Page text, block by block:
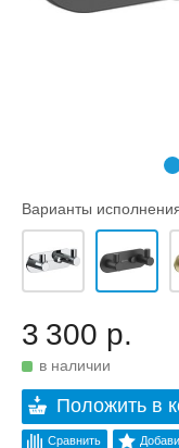
Варианты
3 300 р.
в наличии
Положить в
Сравнить